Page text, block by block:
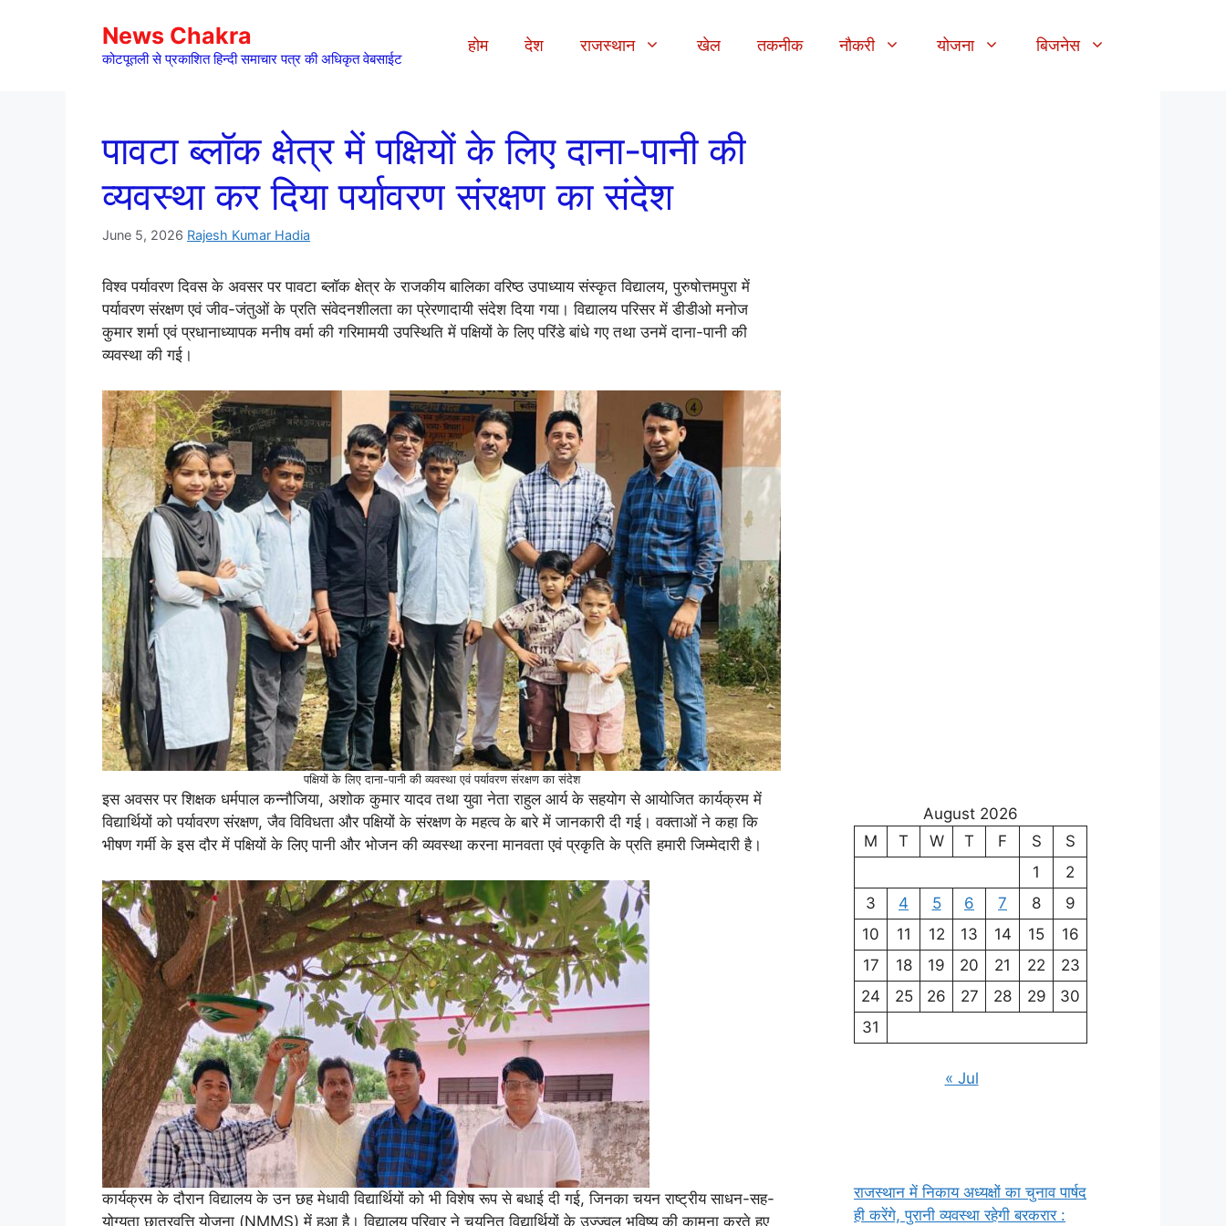
News Chakra
कोटपूतली से प्रकाशित हिन्दी समाचार पत्र की अधिकृत वेबसाईट
होम देश राजस्थान खेल तकनीक नौकरी योजना बिजनेस
पावटा ब्लॉक क्षेत्र में पक्षियों के लिए दाना-पानी की
व्यवस्था कर दिया पर्यावरण संरक्षण का संदेश
June 5, 2026 Rajesh Kumar Hadia
विश्व पर्यावरण दिवस के अवसर पर पावटा ब्लॉक क्षेत्र के राजकीय बालिका वरिष्ठ उपाध्याय संस्कृत विद्यालय, पुरुषोत्तमपुरा में
पर्यावरण संरक्षण एवं जीव-जंतुओं के प्रति संवेदनशीलता का प्रेरणादायी संदेश दिया गया। विद्यालय परिसर में डीडीओ मनोज
कुमार शर्मा एवं प्रधानाध्यापक मनीष वर्मा की गरिमामयी उपस्थिति में पक्षियों के लिए परिंडे बांधे गए तथा उनमें दाना-पानी की
व्यवस्था की गई।
पक्षियों के लिए दाना-पानी की व्यवस्था एवं पर्यावरण संरक्षण का संदेश
इस अवसर पर शिक्षक धर्मपाल कन्नौजिया, अशोक कुमार यादव तथा युवा नेता राहुल आर्य के सहयोग से आयोजित कार्यक्रम में
विद्यार्थियों को पर्यावरण संरक्षण, जैव विविधता और पक्षियों के संरक्षण के महत्व के बारे में जानकारी दी गई। वक्ताओं ने कहा कि
भीषण गर्मी के इस दौर में पक्षियों के लिए पानी और भोजन की व्यवस्था करना मानवता एवं प्रकृति के प्रति हमारी जिम्मेदारी है।
कार्यक्रम के दौरान विद्यालय के उन छह मेधावी विद्यार्थियों को भी विशेष रूप से बधाई दी गई, जिनका चयन राष्ट्रीय साधन-सह-
योग्यता छात्रवृत्ति योजना (NMMS) में हुआ है। विद्यालय परिवार ने चयनित विद्यार्थियों के उज्ज्वल भविष्य की कामना करते हुए
August 2026
M
T W T F S
S
1
2
3
4 5 6 7 8
9
10
11 12 13 14 15
16
17
18 19 20 21 22
23
24
25 26 27 28 29
30
31
« Jul
राजस्थान में निकाय अध्यक्षों का चुनाव पार्षद
ही करेंगे, पुरानी व्यवस्था रहेगी बरकरार :